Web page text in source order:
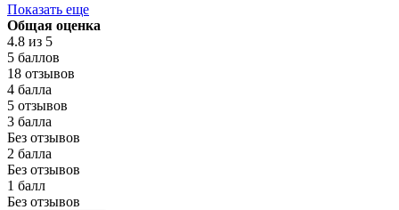
Показать еще
Общая оценка
4.8 из 5
5 баллов
18 отзывов
4 балла
5 отзывов
3 балла
Без отзывов
2 балла
Без отзывов
1 балл
Без отзывов